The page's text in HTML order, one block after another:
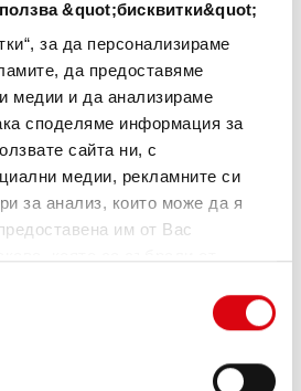
&quot;бисквитки&quot;
за да персонализираме
да предоставяме
медии и да анализираме
споделяме информация за
сайта ни, с
медии, рекламните си
за анализ, които може да я
им от Вас
за студент старт.
ИЗДЕЛИЯТА >